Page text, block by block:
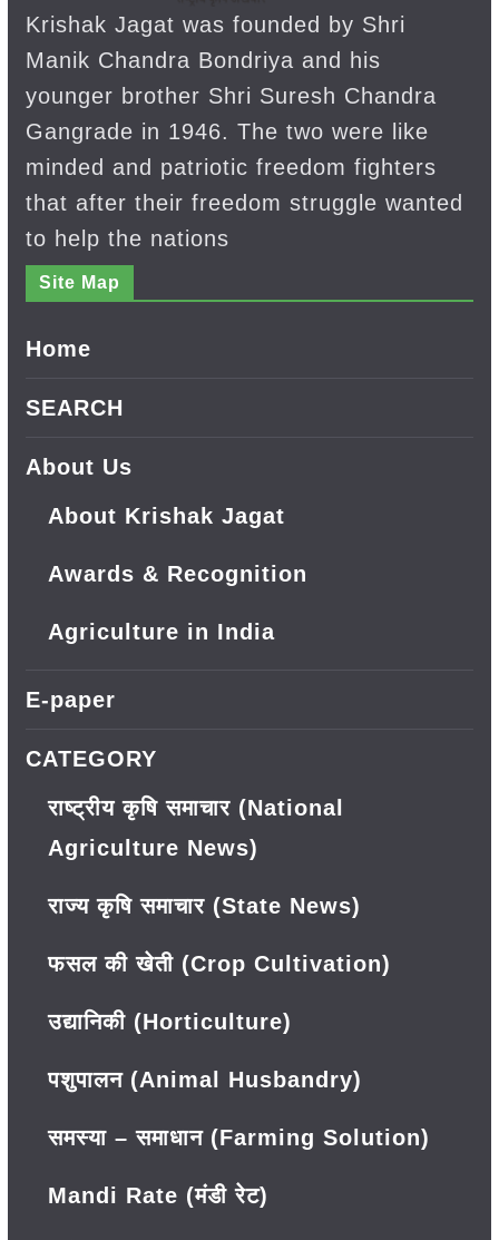
Krishak Jagat was founded by Shri
Manik Chandra Bondriya and his
younger brother Shri Suresh Chandra
Gangrade in 1946. The two were like
minded and patriotic freedom fighters
that after their freedom struggle wanted
to help the nations
Site Map
Home
SEARCH
About Us
About Krishak Jagat
Awards & Recognition
Agriculture in India
E-paper
CATEGORY
राष्ट्रीय कृषि समाचार (National
Agriculture News)
राज्य कृषि समाचार (State News)
फसल की खेती (Crop Cultivation)
उद्यानिकी (Horticulture)
पशुपालन (Animal Husbandry)
समस्या – समाधान (Farming Solution)
Mandi Rate (मंडी रेट)